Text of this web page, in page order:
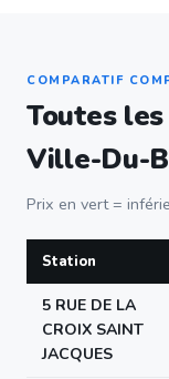
COMPARATIF
Toutes
Ville-Du-
Prix en vert =
Station
5 RUE DE LA
CROIX SAINT
JACQUES